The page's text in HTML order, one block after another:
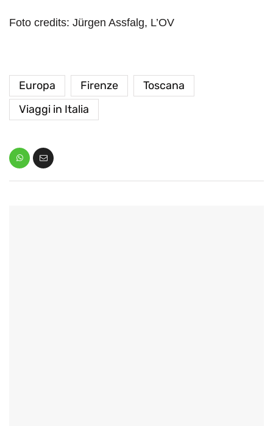
Foto credits: Jürgen Assfalg, L’OV
Europa Firenze
Toscana
Viaggi in Italia